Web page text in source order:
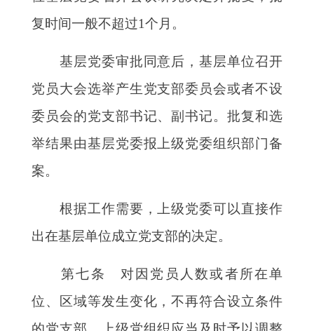
复时间一般不超过1个月。
基层党委审批同意后，基层单位召开
党员大会选举产生党支部委员会或者不设
委员会的党支部书记、副书记。批复和选
举结果由基层党委报上级党委组织部门备
案。
根据工作需要，上级党委可以直接作
出在基层单位成立党支部的决定。
第七条 对因党员人数或者所在单
位、区域等发生变化，不再符合设立条件